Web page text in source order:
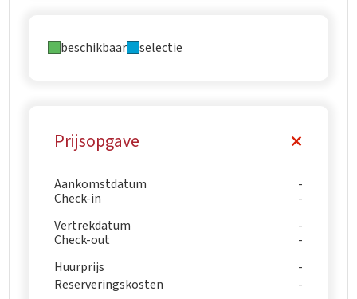
beschikbaar selectie
Prijsopgave
Aankomstdatum
Check-in
Vertrekdatum
Check-out
Huurprijs
Reserveringskosten